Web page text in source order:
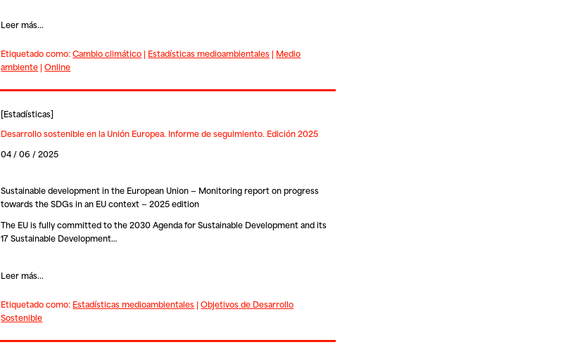
Leer más...
Etiquetado como:Cambio climático | Estadísticas medioambientales | Medio
ambiente |Online
[Estadísticas]
Desarrollo sostenible en la Unión Europea. Informe de seguimiento. Edición 2025
04 / 06 / 2025
Sustainable development in the European Union — Monitoring report on progress
towards the SDGs in an EU context — 2025 edition
The EU is fully committed to the 2030 Agenda for Sustainable Development and its
17 Sustainable Development…
Leer más...
Etiquetado como: Estadísticas medioambientales |Objetivos de Desarrollo
Sostenible